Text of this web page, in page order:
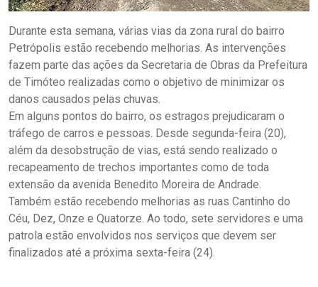
Durante esta semana, várias vias da zona rural do bairro
Petrópolis estão recebendo melhorias. As intervenções
fazem parte das ações da Secretaria de Obras da Prefeitura
de Timóteo realizadas como o objetivo de minimizar os
danos causados pelas chuvas.
Em alguns pontos do bairro, os estragos prejudicaram o
tráfego de carros e pessoas. Desde segunda-feira (20),
além da desobstrução de vias, está sendo realizado o
recapeamento de trechos importantes como de toda
extensão da avenida Benedito Moreira de Andrade.
Também estão recebendo melhorias as ruas Cantinho do
Céu, Dez, Onze e Quatorze. Ao todo, sete servidores e uma
patrola estão envolvidos nos serviços que devem ser
finalizados até a próxima sexta-feira (24).